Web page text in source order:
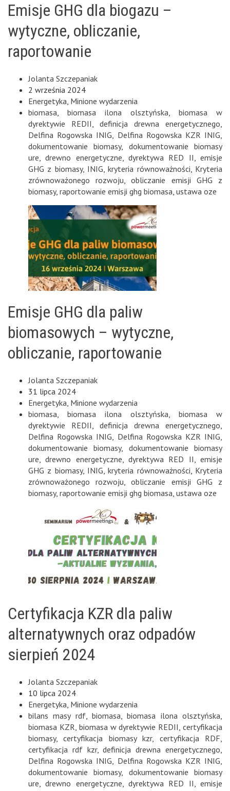
Emisje GHG dla biogazu –
wytyczne, obliczanie,
raportowanie
Jolanta Szczepaniak
2 września 2024
Energetyka Minione wydarzenia
biomasa
biomasa ilona olsztyńska
biomasa w
dyrektywie REDII
definicja drewna energetycznego
Delfina Rogowska INIG
Delfina Rogowska KZR INIG
dokumentowanie biomasy, dokumentowanie biomasy
ure ,drewno energetyczne ,dyrektywa RED II ,emisje
GHG z biomasy, INIG ,kryteria równoważności Kryteria
zrównoważonego rozwoju ,obliczanie emisji GHG z
biomasy, raportowanie emisji ghg biomasa ustawa oze
Emisje GHG dla paliw
biomasowych – wytyczne,
obliczanie, raportowanie
Jolanta Szczepaniak
31 lipca 2024
Energetyka Minione wydarzenia
biomasa
biomasa ilona olsztyńska
biomasa w
dyrektywie REDII
definicja drewna energetycznego
Delfina Rogowska INIG
Delfina Rogowska KZR INIG
dokumentowanie biomasy, dokumentowanie biomasy
ure ,drewno energetyczne ,dyrektywa RED II ,emisje
GHG z biomasy, INIG ,kryteria równoważności Kryteria
zrównoważonego rozwoju ,obliczanie emisji GHG z
biomasy, raportowanie emisji ghg biomasa ustawa oze
Certyfikacja KZR dla paliw
alternatywnych oraz odpadów
sierpień 2024
Jolanta Szczepaniak
10 lipca 2024
Energetyka Minione wydarzenia
bilans masy rdf,biomasa ,biomasa ilona olsztyńska
biomasa KZR biomasa w dyrektywie REDII ,certyfikacja
biomasy,certyfikacja biomasy kzr, certyfikacja RDF
certyfikacja rdf kzr,definicja drewna energetycznego
Delfina Rogowska INIG
Delfina Rogowska KZR INIG
dokumentowanie biomasy, dokumentowanie biomasy
ure ,drewno energetyczne ,dyrektywa RED II ,emisje